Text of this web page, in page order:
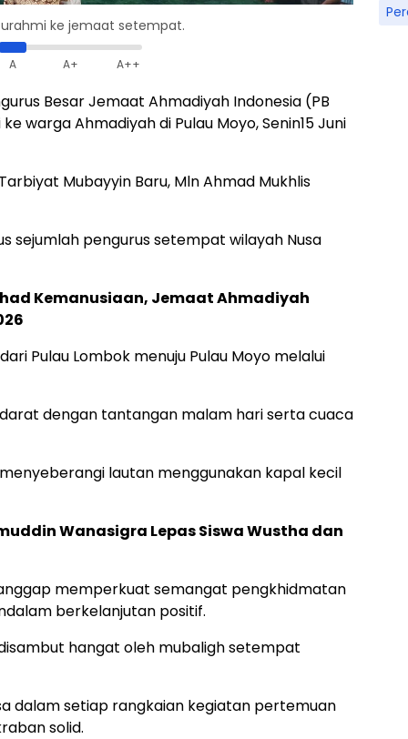
ke jemaat setempat.
A A+ A++
Besar Jemaat Ahmadiyah Indonesia (PB
warga Ahmadiyah di Pulau Moyo, Senin15 Juni
Mubayyin Baru, Mln Ahmad Mukhlis
sejumlah pengurus setempat wilayah Nusa
Kemanusiaan, Jemaat Ahmadiyah
Pulau Lombok menuju Pulau Moyo melalui
dengan tantangan malam hari serta cuaca
lautan menggunakan kapal kecil
Wanasigra Lepas Siswa Wustha dan
memperkuat semangat pengkhidmatan
berkelanjutan positif.
hangat oleh mubaligh setempat
dalam setiap rangkaian kegiatan pertemuan
solid.